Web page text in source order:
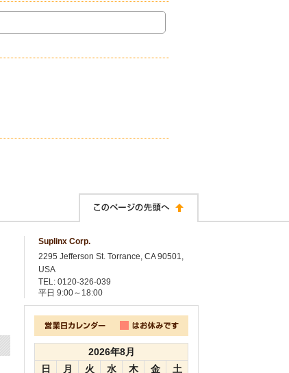
Suplinx Corp.
2295 Jefferson St. Torrance, CA 90501,
USA
TEL: 0120-326-039
平日 9:00～18:00
2026年8月
日
月 火 水 木 金
土